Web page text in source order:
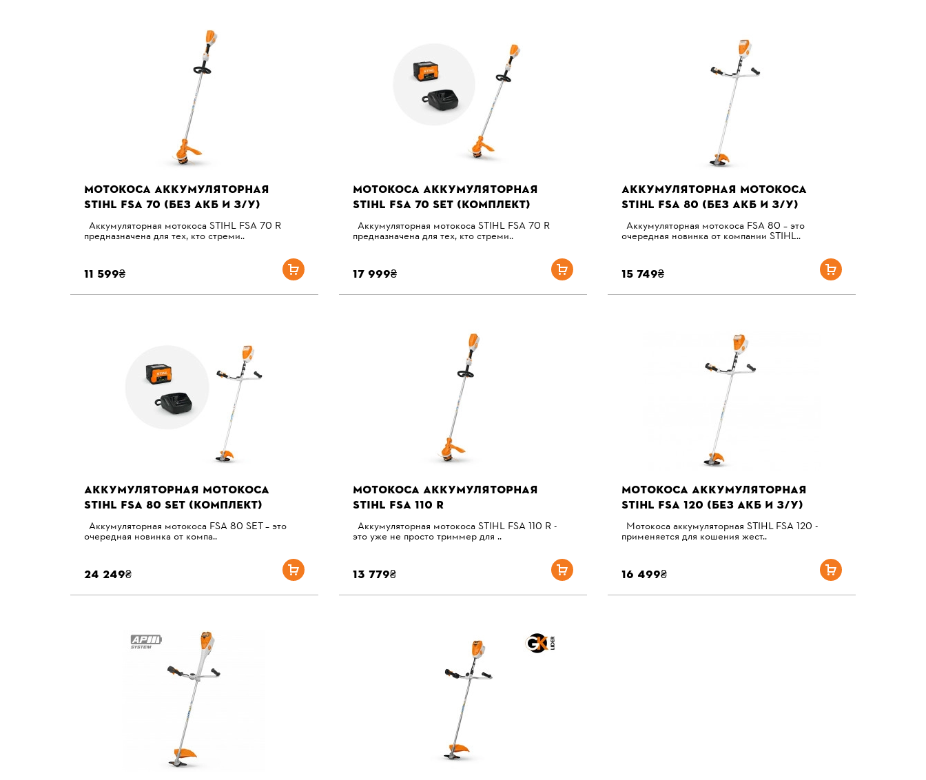
МОТОКОСА АККУМУЛЯТОРНАЯ
STIHL FSA 70 (БЕЗ АКБ И З/У)
Аккумуляторная мотокоса STIHL FSA 70 R
предназначена для тех, кто стреми..
11 599₴
МОТОКОСА АККУМУЛЯТОРНАЯ
STIHL FSA 70 SET (КОМПЛЕКТ)
Аккумуляторная мотокоса STIHL FSA 70 R
предназначена для тех, кто стреми..
17 999₴
АККУМУЛЯТОРНАЯ МОТОКОСА
STIHL FSA 80 (БЕЗ АКБ И З/У)
Аккумуляторная мотокоса FSA 80 – это
очередная новинка от компании STIHL..
15 749₴
АККУМУЛЯТОРНАЯ МОТОКОСА
STIHL FSA 80 SET (КОМПЛЕКТ)
Аккумуляторная мотокоса FSA 80 SET – это
очередная новинка от компа..
24 249₴
МОТОКОСА АККУМУЛЯТОРНАЯ
STIHL FSA 110 R
Аккумуляторная мотокоса STIHL FSA 110 R -
это уже не просто триммер для ..
13 779₴
МОТОКОСА АККУМУЛЯТОРНАЯ
STIHL FSА 120 (БЕЗ АКБ И З/У)
Мотокоса аккумуляторная STIHL FSA 120 -
применяется для кошения жест..
16 499₴